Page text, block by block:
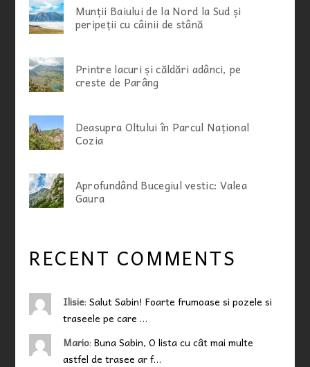
Munții Baiului de la Nord la Sud și
peripeții cu câinii de stână
Printre lacuri și căldări adânci, pe
creste de Parâng
Deasupra Oltului în Parcul Național
Cozia
Aprofundând Bucegiul vestic: Valea
Gaura
RECENT COMMENTS
Ilisie: Salut Sabin! Foarte frumoase si pozele si
traseele pe care …
Mario: Buna Sabin, O lista cu cât mai multe
astfel de trasee ar f…